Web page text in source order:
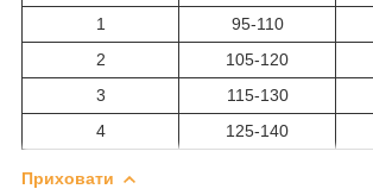
1 95-110
2
105-120
3
115-130
4
125-140
Приховати